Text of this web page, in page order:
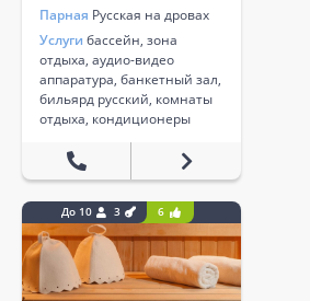
Парная Русская на дровах
Услуги бассейн, зона
отдыха, аудио-видео
аппаратура, банкетный зал,
бильярд русский, комнаты
отдыха, кондиционеры
До 10 3 6